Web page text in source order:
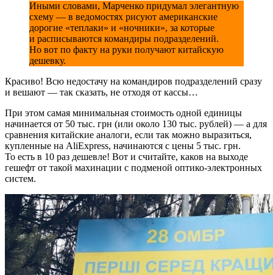
Иными словами, Марченко придумал элегантную
схему — в ведомостях рисуют американские
дорогие «теплаки» и «ночники», за которые
и расписываются командиры подразделений.
Но вот по факту на руки получают китайскую
дешевку.
Красиво! Всю недостачу на командиров подразделений сразу
и вешают — так сказать, не отходя от кассы…
При этом самая минимальная стоимость одной единицы
начинается от 50 тыс. грн (или около 130 тыс. рублей) — а для
сравнения китайские аналоги, если так можно выразиться,
купленные на AliExpress, начинаются с цены 5 тыс. грн.
То есть в 10 раз дешевле! Вот и считайте, каков на выходе
гешефт от такой махинации с подменой оптико-электронных
систем.